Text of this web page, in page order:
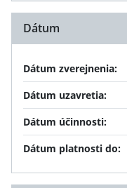
Dátum
Dátum zverejnenia:
Dátum uzavretia:
Dátum účinnosti:
Dátum platnosti do: